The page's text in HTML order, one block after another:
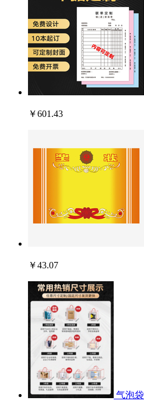
￥601.43
￥43.07
气泡袋